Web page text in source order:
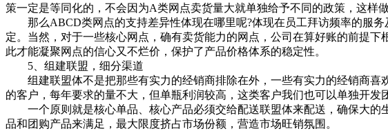
策一定是等同化的，不会因为A类网点卖货量大就单独给予不同的政策，这样
那么ABCD类网点的支持差异性体现在哪里呢?体现在员工拜访频率的服务
定。当然，对于一些核心网点，确有卖货能力的网点，公司在算好账的前提
此才能凝聚网点的信心又不烂价，保护了产品价格体系的稳定性。
5、组建联盟，细分渠道
组建联盟体不是把那些有实力的经销商排除在外，一些有实力的经销商喜
的客户，每年要求的量不大，但单瓶利润较高，这类客户我们也可以单独开发
一个原则就是核心单品、核心产品必须交给配送联盟体来配送，确保大的
品和团购产品来满足，最大限度挤占市场份额，营造市场旺销氛围。